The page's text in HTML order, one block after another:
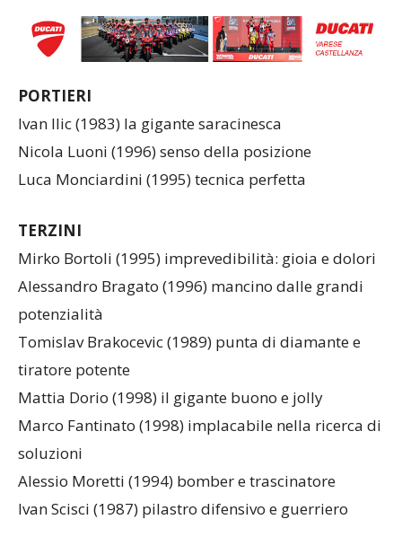
PORTIERI
Ivan Ilic (1983) la gigante saracinesca
Nicola Luoni (1996) senso della posizione
Luca Monciardini (1995) tecnica perfetta
TERZINI
Mirko Bortoli (1995) imprevedibilità: gioia e dolori
Alessandro Bragato (1996) mancino dalle grandi
potenzialità
Tomislav Brakocevic (1989) punta di diamante e
tiratore potente
Mattia Dorio (1998) il gigante buono e jolly
Marco Fantinato (1998) implacabile nella ricerca di
soluzioni
Alessio Moretti (1994) bomber e trascinatore
Ivan Scisci (1987) pilastro difensivo e guerriero